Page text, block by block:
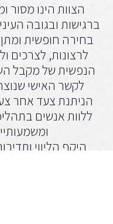
הצוות הינו מסור
ברגישות ובגובה
בחירה חופשית
לרצונות, לצרכים
הנפשית של מקבל
לקשר האישי
הניתנת צעד אחר
ללוות אנשים
היקף הליווי